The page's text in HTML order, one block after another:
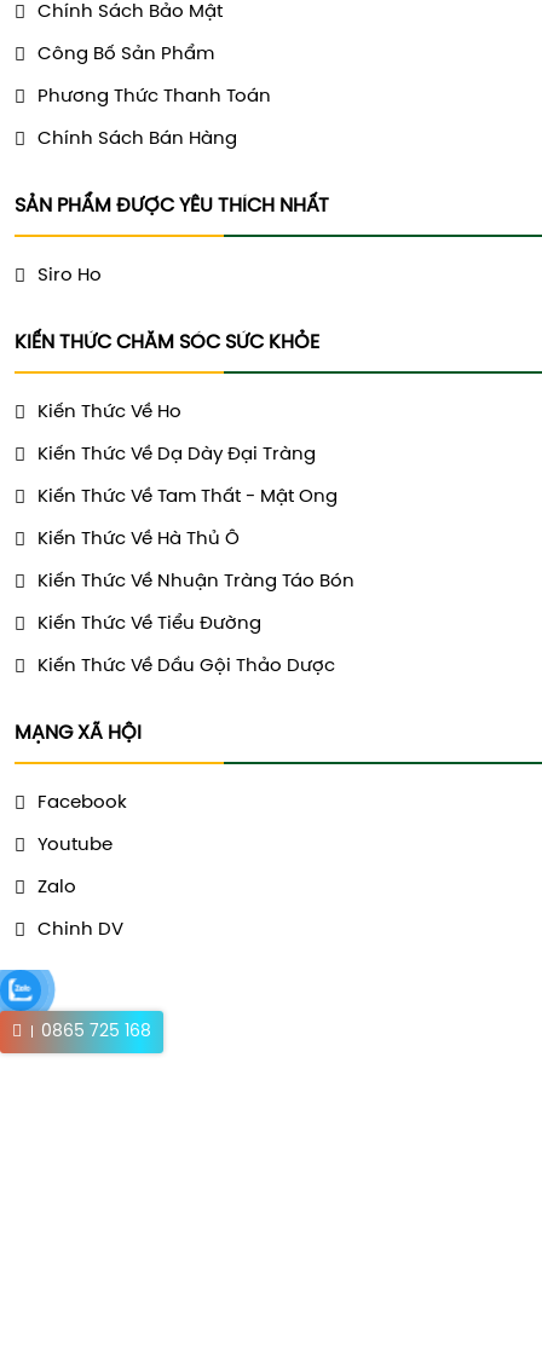
Chính Sách Bảo Mật
Công Bố Sản Phẩm
Phương Thức Thanh Toán
Chính Sách Bán Hàng
SẢN PHẨM ĐƯỢC YÊU THÍCH NHẤT
Siro Ho
KIẾN THỨC CHĂM SÓC SỨC KHỎE
Kiến Thức Về Ho
Kiến Thức Về Dạ Dày Đại Tràng
Kiến Thức Về Tam Thất - Mật Ong
Kiến Thức Về Hà Thủ Ô
Kiến Thức Về Nhuận Tràng Táo Bón
Kiến Thức Về Tiểu Đường
Kiến Thức Về Dầu Gội Thảo Dược
MẠNG XÃ HỘI
Facebook
Youtube
Zalo
Chinh DV
0865 725 168